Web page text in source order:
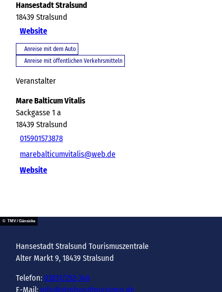
Hansestadt Stralsund
18439 Stralsund
Website
Anreise mit dem Auto
Anreise mit öffentlichen Verkehrsmitteln
Veranstalter
Mare Balticum Vitalis
Sackgasse 1 a
18439 Stralsund
015901573878
marebalticumvitalis@web.de
Website
© TMV / Gänsicke
Hansestadt Stralsund Tourismuszentrale
Alter Markt 9, 18439 Stralsund
Telefon: 03831/252-340
E-Mail: info@stralsundtourismus.de